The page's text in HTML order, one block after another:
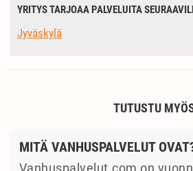
YRITYS TARJOAA PALVELUITA
Jyväskylä
TUTUSTU
MITÄ VANHUSPALVELUT
Vanhuspalvelut.com on